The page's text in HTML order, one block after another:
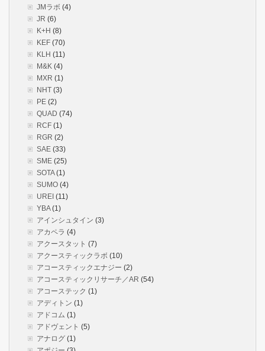
JMラボ (4)
JR (6)
K+H (8)
KEF (70)
KLH (11)
M&K (4)
MXR (1)
NHT (3)
PE (2)
QUAD (74)
RCF (1)
RGR (2)
SAE (33)
SME (25)
SOTA(1)
SUMO (4)
UREI (11)
YBA(1)
アインシュタイン (3)
アカペラ (4)
アクースタット (7)
アクースティックラボ (10)
アコースティックエナジー (2)
アコースティックリサーチ／AR (54)
アコーステック (1)
アディトン (1)
アドコム (1)
アドヴェント (5)
アナログ (1)